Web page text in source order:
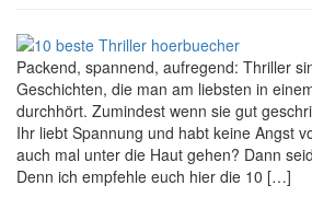
Packend, spannend, aufregend: Thriller
Geschichten, die man am liebsten in
durchhört. Zumindest wenn sie gut
Ihr liebt Spannung und habt keine Angst
auch mal unter die Haut gehen? Dann
Denn ich empfehle euch hier die 10 […]